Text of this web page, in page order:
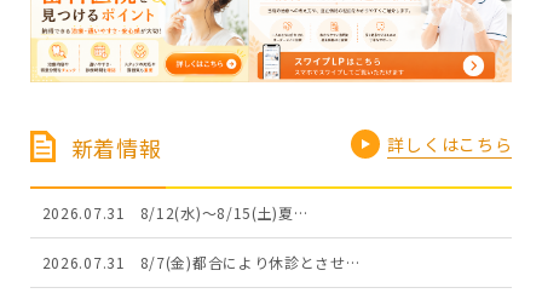
新着情報
2026.07.31 8/12(水)～8/15(土)夏…
2026.07.31 8/7(金)都合により休診とさせ…
詳しくはこちら